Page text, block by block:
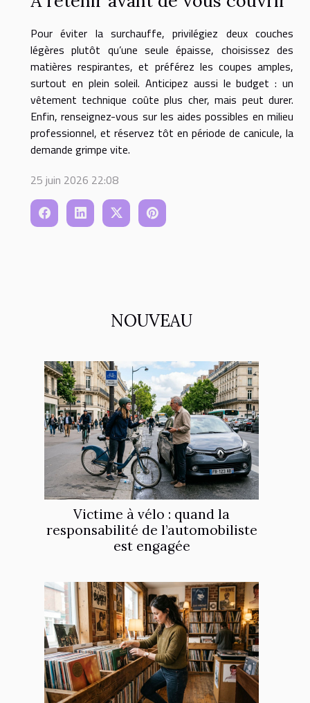
NOUVEAU
Victime à vélo : quand la
responsabilité de l’automobiliste
est engagée
Pour éviter la surchauffe, privilégiez deux couches
légères plutôt qu’une seule épaisse, choisissez des
matières respirantes, et préférez les coupes amples,
surtout en plein soleil. Anticipez aussi le budget : un
vêtement technique coûte plus cher, mais peut durer.
Enfin, renseignez-vous sur les aides possibles en milieu
professionnel, et réservez tôt en période de canicule, la
demande grimpe vite.
25 juin 2026 22:08